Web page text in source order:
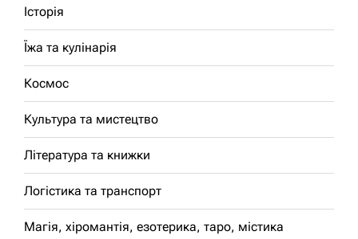
Історія
Їжа та кулінарія
Космос
Культура та мистецтво
Література та книжки
Логістика та транспорт
Магія, хіромантія, езотерика, таро, містика